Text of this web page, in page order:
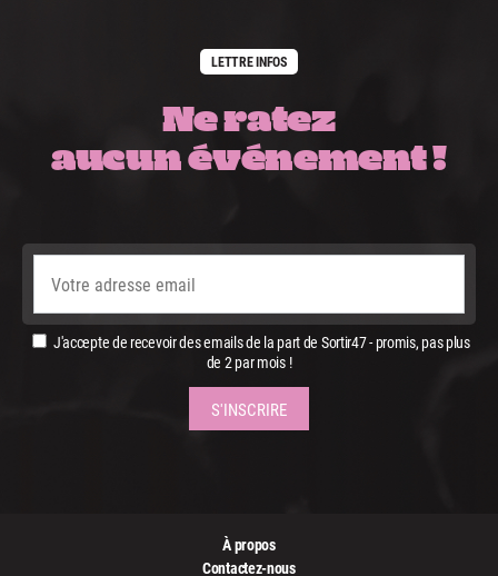
LETTRE INFOS
Ne ratez
aucun événement !
J'accepte de recevoir des emails de la part de Sortir47 - promis, pas plus
de 2 par mois !
À propos
Contactez-nous